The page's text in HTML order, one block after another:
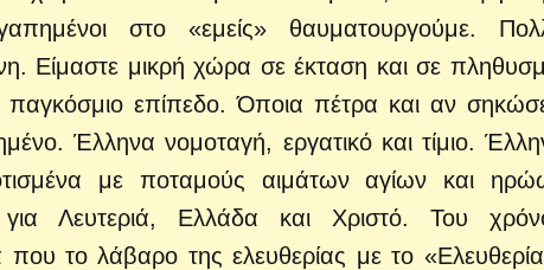
στο «εμείς» θαυματουργούμε.
Είμαστε μικρή χώρα σε έκταση και σε
επίπεδο. Όποια πέτρα και αν
Έλληνα νομοταγή, εργατικό και τίμιο.
με ποταμούς αιμάτων αγίων και
Λευτεριά, Ελλάδα και Χριστό. Του
το λάβαρο της ελευθερίας με το